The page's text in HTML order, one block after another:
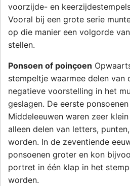
voorzijde- en
Vooral bij een grote serie
op die manier een volgorde
stellen.
Ponsoen of poinçoen
stempeltje waarmee delen van
negatieve voorstelling in het
geslagen. De eerste
Middeleeuwen waren zeer
alleen delen van letters,
worden. In de zeventiende
ponsoenen groter en kon
portret in één klap in het
worden.